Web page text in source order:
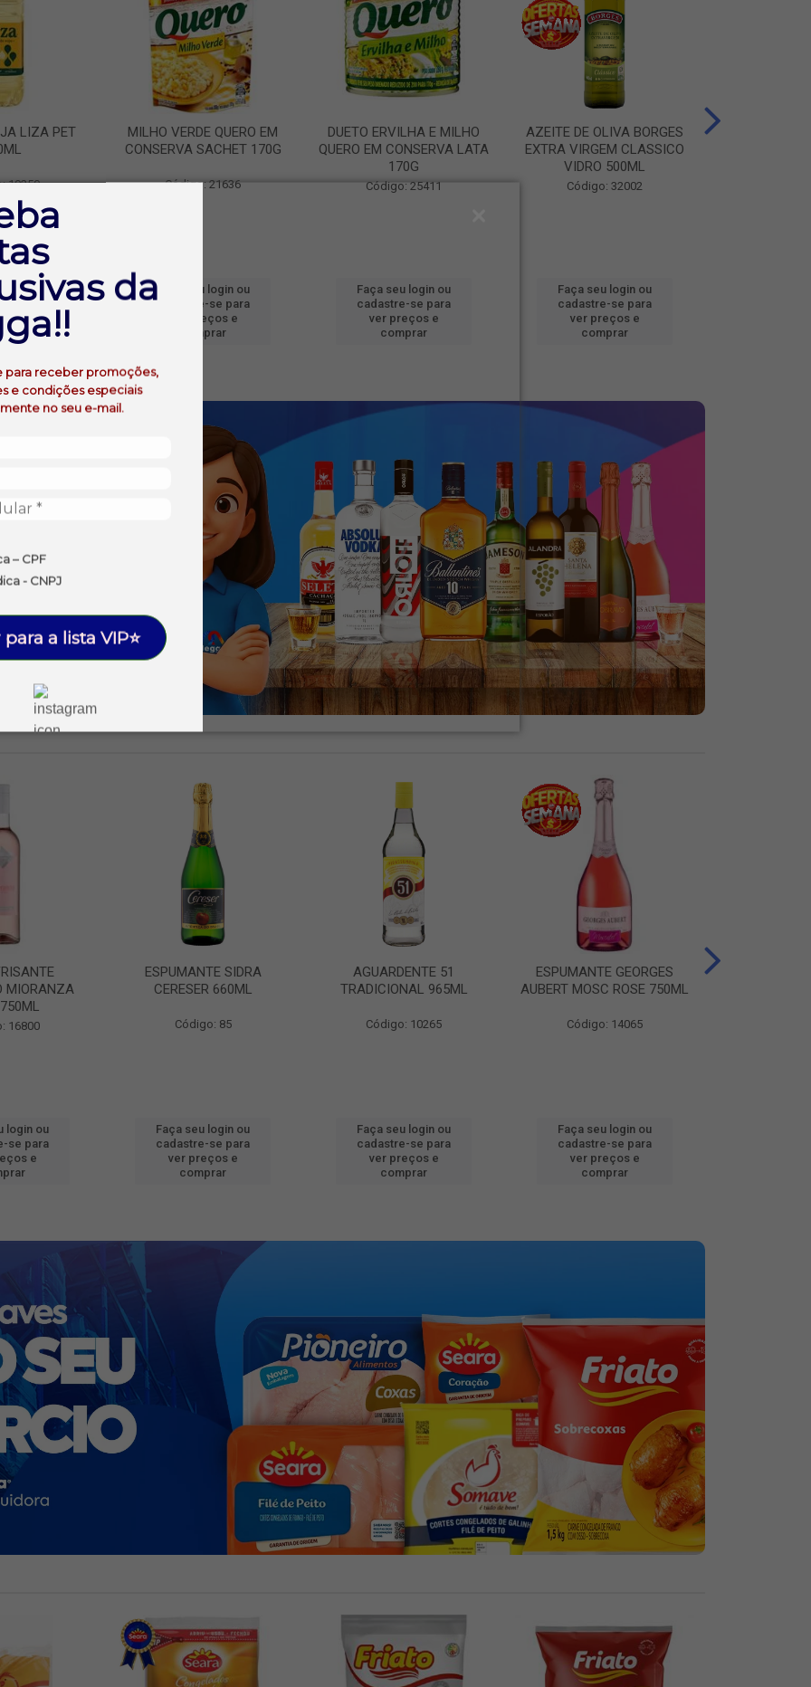
da
para receber promoções,
e condições especiais
no seu e-mail.
– CPF
- CNPJ
a lista VIP⭐
LIZA PET
19250
login ou
se para
e
MILHO VERDE QUERO EM
CONSERVA SACHET 170G
Código: 21636
Faça seu login ou
cadastre-se para
ver preços e
comprar
DUETO ERVILHA E MILHO
QUERO EM CONSERVA LATA
170G
Código: 25411
Faça seu login ou
cadastre-se para
ver preços e
comprar
AZEITE DE OLIVA BORGES
EXTRA VIRGEM CLASSICO
VIDRO 500ML
Código: 32002
Faça seu login ou
cadastre-se para
ver preços e
comprar
MIORANZA
16800
login ou
se para
e
ESPUMANTE SIDRA
CERESER 660ML
Código: 85
Faça seu login ou
cadastre-se para
ver preços e
comprar
AGUARDENTE 51
TRADICIONAL 965ML
Código: 10265
Faça seu login ou
cadastre-se para
ver preços e
comprar
ESPUMANTE GEORGES
AUBERT MOSC ROSE 750ML
Código: 14065
Faça seu login ou
cadastre-se para
ver preços e
comprar